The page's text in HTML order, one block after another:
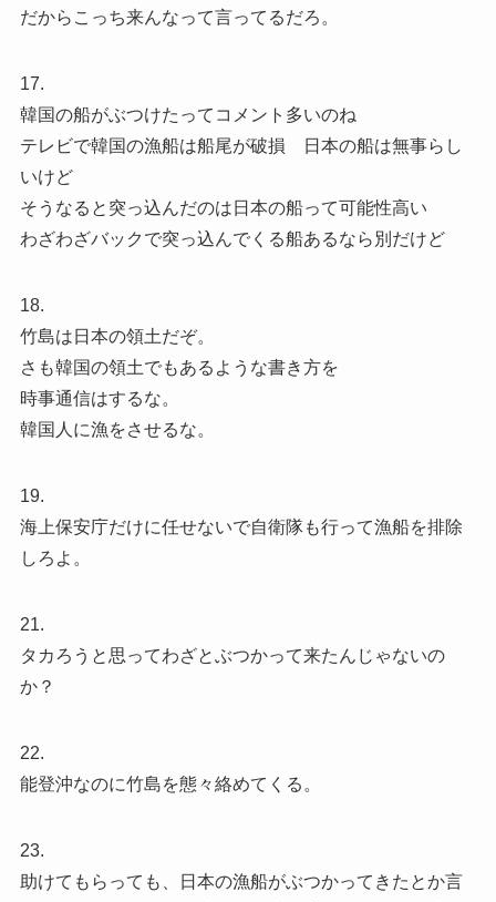
だからこっち来んなって言ってるだろ。
17.
韓国の船がぶつけたってコメント多いのね
テレビで韓国の漁船は船尾が破損 日本の船は無事らし
いけど
そうなると突っ込んだのは日本の船って可能性高い
わざわざバックで突っ込んでくる船あるなら別だけど
18.
竹島は日本の領土だぞ。
さも韓国の領土でもあるような書き方を
時事通信はするな。
韓国人に漁をさせるな。
19.
海上保安庁だけに任せないで自衛隊も行って漁船を排除
しろよ。
21.
タカろうと思ってわざとぶつかって来たんじゃないの
か？
22.
能登沖なのに竹島を態々絡めてくる。
23.
助けてもらっても、日本の漁船がぶつかってきたとか言